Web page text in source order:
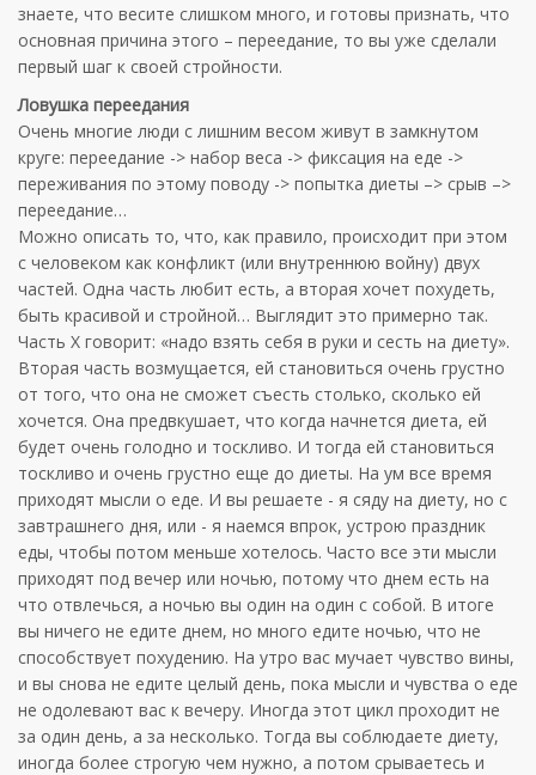
знаете, что весите слишком много, и готовы признать, что
основная причина этого – переедание, то вы уже сделали
первый шаг к своей стройности.
Ловушка переедания
Очень многие люди с лишним весом живут в замкнутом
круге: переедание -> набор веса -> фиксация на еде ->
переживания по этому поводу -> попытка диеты –> срыв –>
переедание…
Можно описать то, что, как правило, происходит при этом
с человеком как конфликт (или внутреннюю войну) двух
частей. Одна часть любит есть, а вторая хочет похудеть,
быть красивой и стройной… Выглядит это примерно так.
Часть Х говорит: «надо взять себя в руки и сесть на диету».
Вторая часть возмущается, ей становиться очень грустно
от того, что она не сможет съесть столько, сколько ей
хочется. Она предвкушает, что когда начнется диета, ей
будет очень голодно и тоскливо. И тогда ей становиться
тоскливо и очень грустно еще до диеты. На ум все время
приходят мысли о еде. И вы решаете - я сяду на диету, но с
завтрашнего дня, или - я наемся впрок, устрою праздник
еды, чтобы потом меньше хотелось. Часто все эти мысли
приходят под вечер или ночью, потому что днем есть на
что отвлечься, а ночью вы один на один с собой. В итоге
вы ничего не едите днем, но много едите ночью, что не
способствует похудению. На утро вас мучает чувство вины,
и вы снова не едите целый день, пока мысли и чувства о еде
не одолевают вас к вечеру. Иногда этот цикл проходит не
за один день, а за несколько. Тогда вы соблюдаете диету,
иногда более строгую чем нужно, а потом срываетесь и